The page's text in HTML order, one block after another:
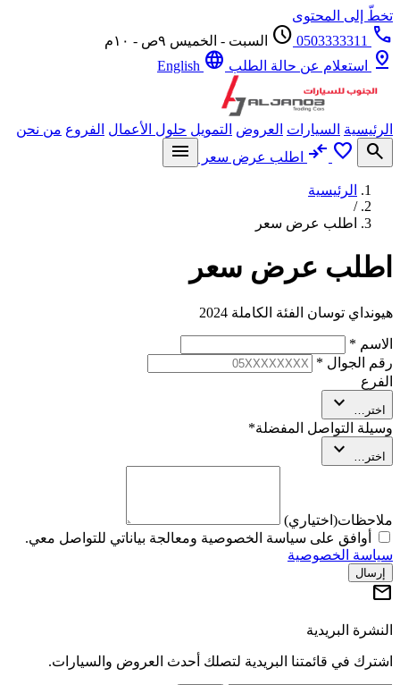
إلى المحتوى
0503333311
scheduleالسبت - الخميس ٩ص - ١٠م
استعلام عن حالة الطلبlanguage
السيارات العروض التمويل حلول الأعمال الفروع من نحن
favorite
compare_arrows اطلب عرض سعر menu
الرئيسية
اطلب عرض سعر
عرض سعر
توسان الفئة الكاملة 2024
*
الجوال*
expand_more
التواصل المفضلة*
expand_more
(اختياري)
أوافق على سياسة الخصوصية ومعالجة بياناتي للتواصل معي.
الخصوصية
البريدية
في قائمتنا البريدية لتصلك أحدث العروض والسيارات.